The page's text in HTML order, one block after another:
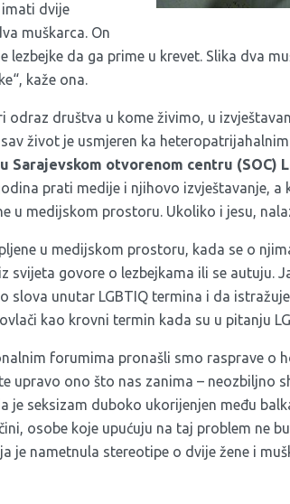
dvije
muškarca. On
lezbejke da ga prime u krevet. Slika dva
kaže ona.
odraz društva u kome živimo, u
život je usmjeren ka
Sarajevskom otvorenom centru (SOC)
prati medije i njihovo izvještavanje, a
u medijskom prostoru. Ukoliko i jesu,
u medijskom prostoru, kada se o
svijeta govore o lezbejkama ili se autuju.
slova unutar LGBTIQ termina i da
kao krovni termin kada su u pitanju
forumima pronašli smo rasprave o
upravo ono što nas zanima – neozbiljno
je seksizam duboko ukorijenjen među
osobe koje upućuju na taj problem ne
je nametnula stereotipe o dvije žene i